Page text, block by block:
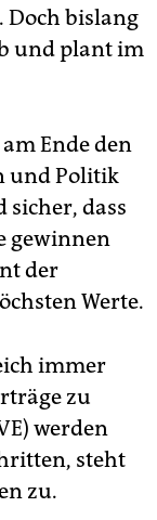
Doch bislang
und plant im
Ende den
und Politik
sicher, dass
gewinnen
der
Werte.
immer
zu
werden
steht
zu.